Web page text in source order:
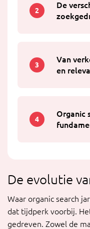
2
De
3
Van
en
4
Organic
De evolutie
Waar organic search
dat tijdperk voorbij.
gedreven. Zowel de